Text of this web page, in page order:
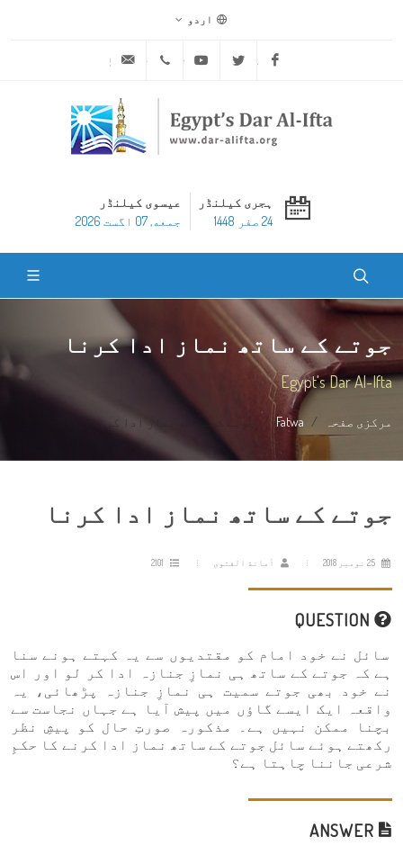
اردو
Facebook
Twitter
Youtube
ہجری کیلنڈر
24 صفر 1448
عیسوی کیلنڈر
جمعه, 07 اگست 2026
جوتے کے ساتھ نماز ادا کرنا
Egypt's Dar Al-Ifta
مرکزی صفحہ Fatwa جوتے کے ساتھ نماز ادا کرنا
جوتے کے ساتھ نماز ادا کرنا
أمانة الفتوى
سائل نے خود امام کو مقتدیوں سے یہ کہتے ہونے سنا
ہے کہ جوتے کے ساتھ ہی نمازِ جنازہ ادا کر لو اور اس
نے خود بھی جوتے سمیت ہی نمازِ جنازہ پڑھائی، یہ
واقعہ ایک ایسے گاؤں میں پیش آیا ہے جہاں نجاست سے
بچنا ممکن نہیں ہے۔ مذکورہ صورتِ حال کو پیشِ نظر
رکھتے ہوئے سائل جوتے کے ساتھ نماز ادا کرنے کا حکمِ
شرعی جاننا چاہتا ہے؟